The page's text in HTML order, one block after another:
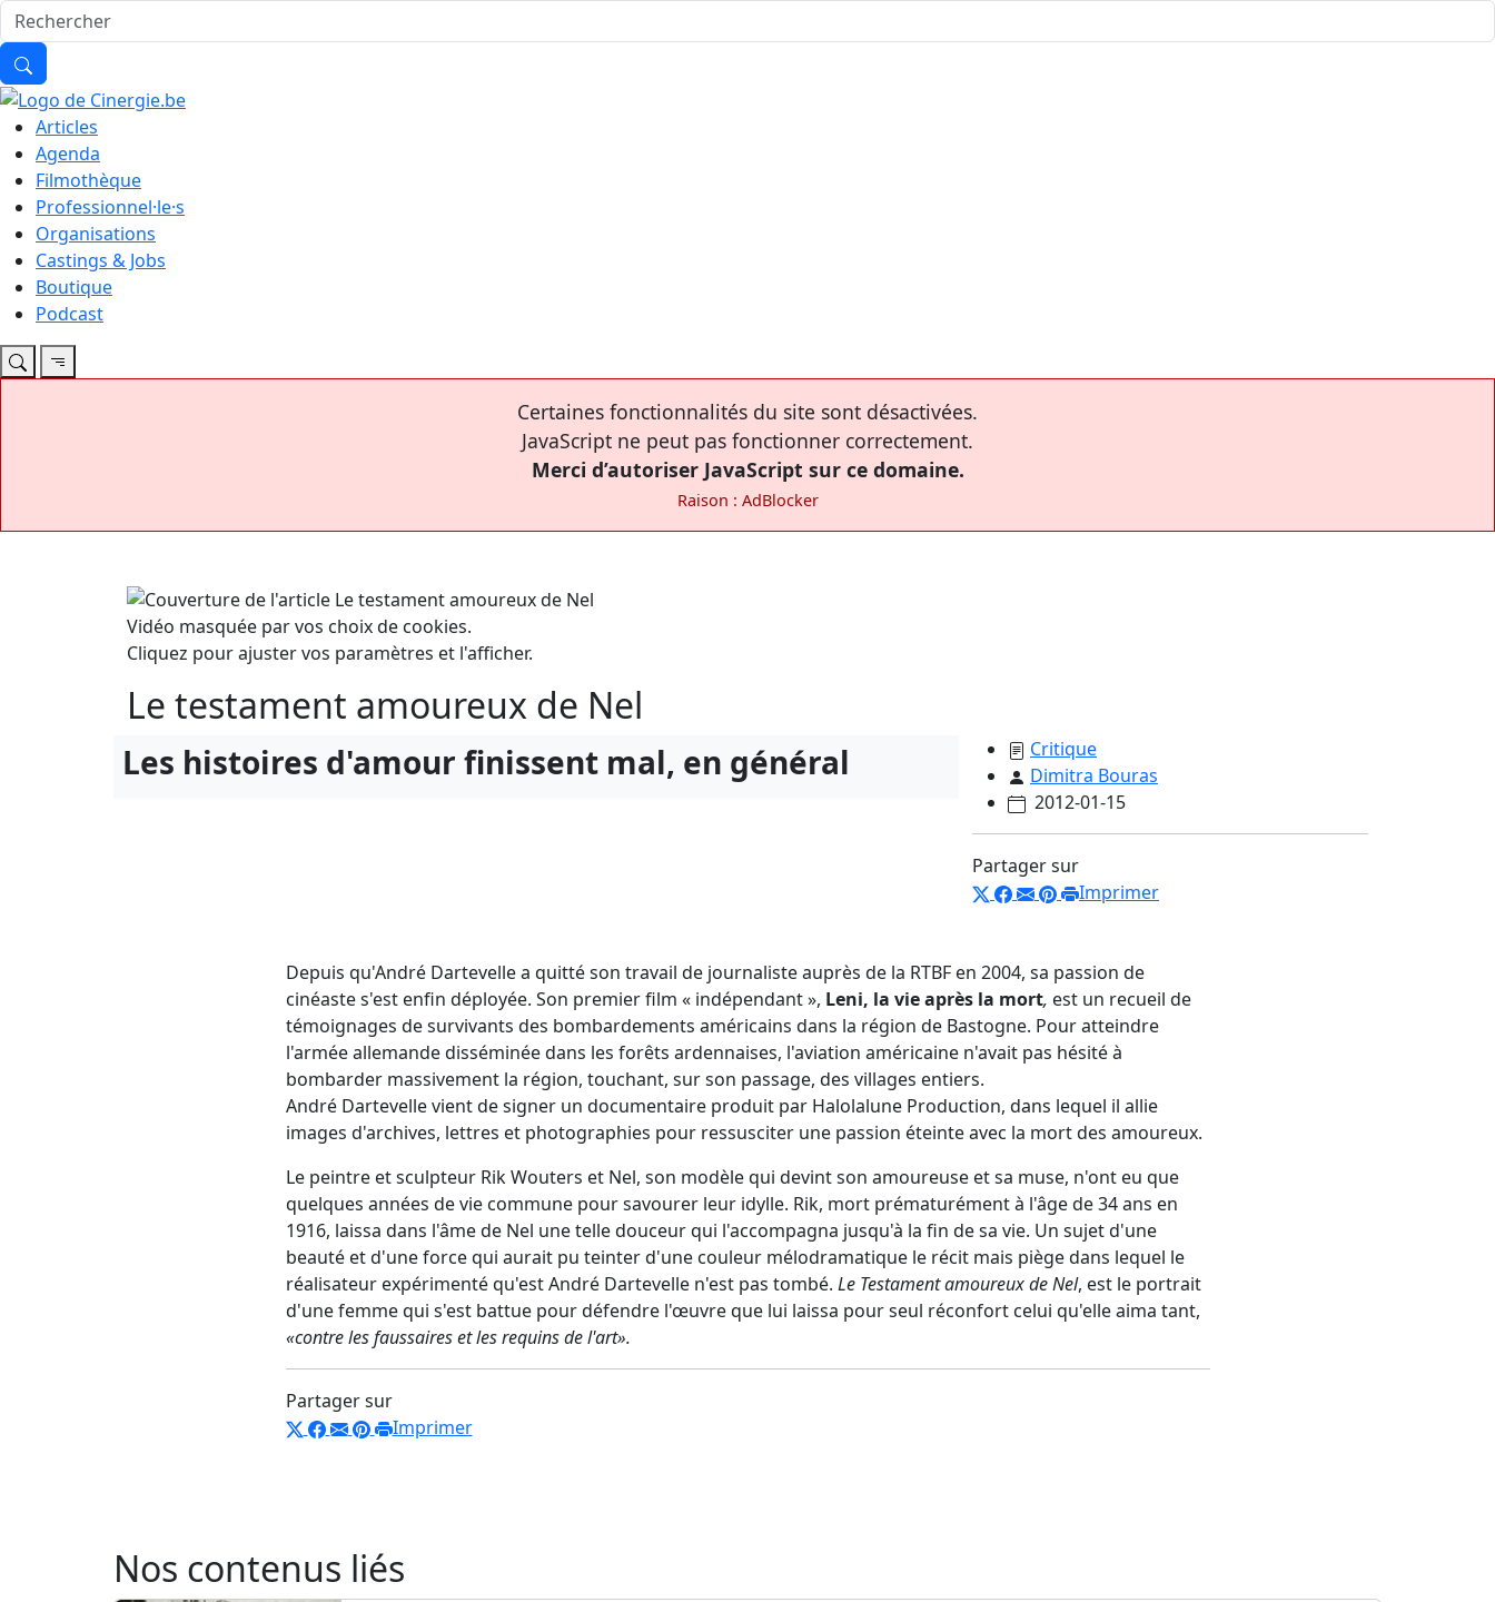
Articles
Agenda
Filmothèque
Professionnel·le·s
Organisations
Castings & Jobs
Boutique
Podcast
Certaines fonctionnalités du site sont désactivées.
JavaScript ne peut pas fonctionner correctement.
Merci d’autoriser JavaScript sur ce domaine.
Raison : AdBlocker
Vidéo masquée par vos choix de cookies.
Cliquez pour ajuster vos paramètres et l'afficher.
Le testament amoureux de Nel
Les histoires d'amour finissent mal, en général
Critique
Dimitra Bouras
2012-01-15
Partager sur
Imprimer
Depuis qu'André Dartevelle a quitté son travail de journaliste auprès de la RTBF en 2004, sa passion de
cinéaste s'est enfin déployée. Son premier film « indépendant », Leni, la vie après la mort, est un recueil de
témoignages de survivants des bombardements américains dans la région de Bastogne. Pour atteindre
l'armée allemande disséminée dans les forêts ardennaises, l'aviation américaine n'avait pas hésité à
bombarder massivement la région, touchant, sur son passage, des villages entiers.
André Dartevelle vient de signer un documentaire produit par Halolalune Production, dans lequel il allie
images d'archives, lettres et photographies pour ressusciter une passion éteinte avec la mort des amoureux.
Le peintre et sculpteur Rik Wouters et Nel, son modèle qui devint son amoureuse et sa muse, n'ont eu que
quelques années de vie commune pour savourer leur idylle. Rik, mort prématurément à l'âge de 34 ans en
1916, laissa dans l'âme de Nel une telle douceur qui l'accompagna jusqu'à la fin de sa vie. Un sujet d'une
beauté et d'une force qui aurait pu teinter d'une couleur mélodramatique le récit mais piège dans lequel le
réalisateur expérimenté qu'est André Dartevelle n'est pas tombé. Le Testament amoureux de Nel, est le portrait
d'une femme qui s'est battue pour défendre l'œuvre que lui laissa pour seul réconfort celui qu'elle aima tant,
«contre les faussaires et les requins de l'art».
Partager sur
Imprimer
Nos contenus liés